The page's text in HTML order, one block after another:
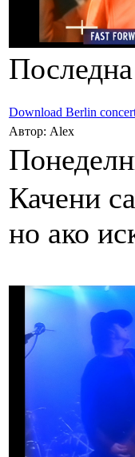
Download Berlin
Автор: Alex
Качени
но ако